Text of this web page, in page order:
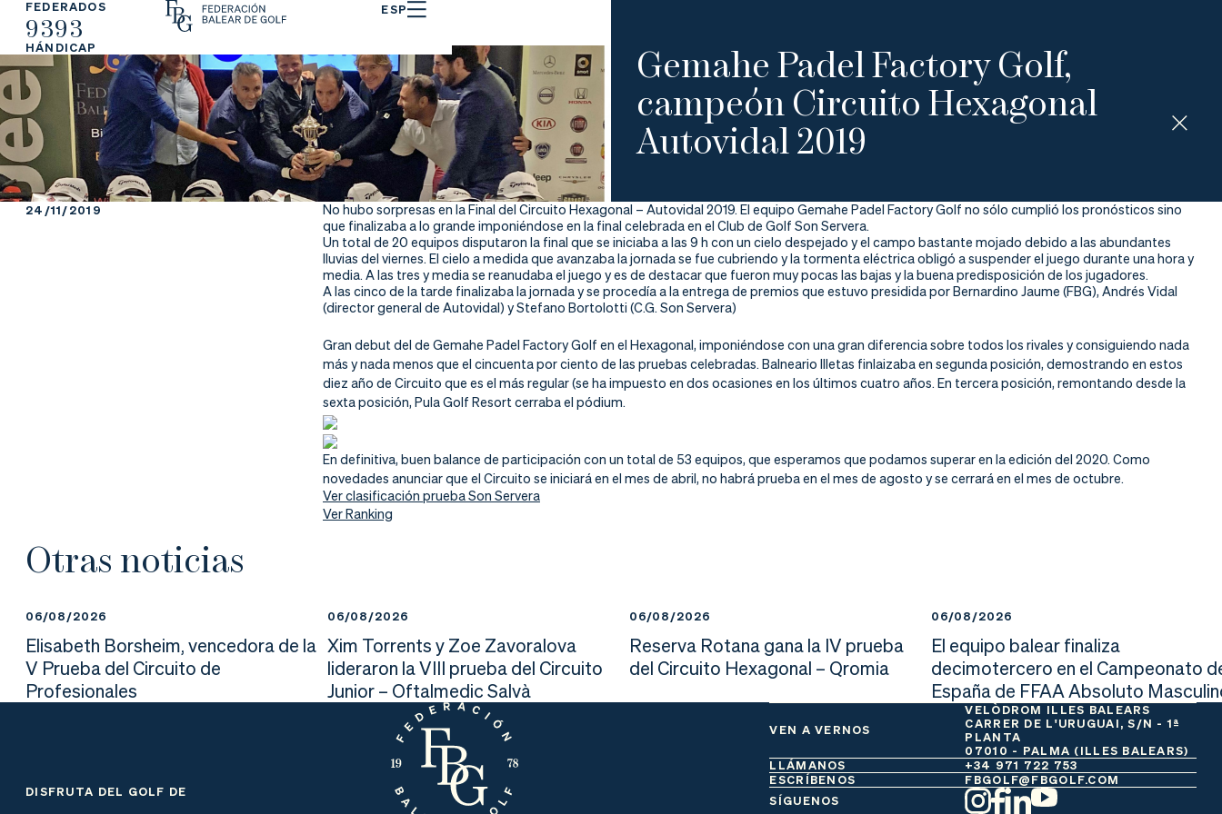
FEDERADOS
9393
HÁNDICAP
ESP
La
Fe
de
ra
ci
Fe
de
ra
rs
e
Ju
ga
r
Gemahe Padel Factory Golf,
campeón Circuito Hexagonal
Autovidal 2019
24/11/2019
No hubo sorpresas en la Final del Circuito Hexagonal – Autovidal 2019. El equipo Gemahe Padel Factory Golf no sólo cumplió los pronósticos sino
que finalizaba a lo grande imponiéndose en la final celebrada en el Club de Golf Son Servera.
Un total de 20 equipos disputaron la final que se iniciaba a las 9 h con un cielo despejado y el campo bastante mojado debido a las abundantes
lluvias del viernes. El cielo a medida que avanzaba la jornada se fue cubriendo y la tormenta eléctrica obligó a suspender el juego durante una hora y
media. A las tres y media se reanudaba el juego y es de destacar que fueron muy pocas las bajas y la buena predisposición de los jugadores.
A las cinco de la tarde finalizaba la jornada y se procedía a la entrega de premios que estuvo presidida por Bernardino Jaume (FBG), Andrés Vidal
(director general de Autovidal) y Stefano Bortolotti (C.G. Son Servera)
Gran debut del de Gemahe Padel Factory Golf en el Hexagonal, imponiéndose con una gran diferencia sobre todos los rivales y consiguiendo nada
más y nada menos que el cincuenta por ciento de las pruebas celebradas. Balneario Illetas finlaizaba en segunda posición, demostrando en estos
diez año de Circuito que es el más regular (se ha impuesto en dos ocasiones en los últimos cuatro años. En tercera posición, remontando desde la
sexta posición, Pula Golf Resort cerraba el pódium.
En definitiva, buen balance de participación con un total de 53 equipos, que esperamos que podamos superar en la edición del 2020. Como
novedades anunciar que el Circuito se iniciará en el mes de abril, no habrá prueba en el mes de agosto y se cerrará en el mes de octubre.
Ver clasificación prueba Son Servera
Ver Ranking
Otras noticias
06/08/2026
Elisabeth Borsheim, vencedora de la
V Prueba del Circuito de
Profesionales
06/08/2026
Xim Torrents y Zoe Zavoralova
lideraron la VIII prueba del Circuito
Junior – Oftalmedic Salvà
06/08/2026
Reserva Rotana gana la IV prueba
del Circuito Hexagonal – Qromia
06/08/2026
El equipo balear finaliza
decimotercero en el Campeonato
España de FFAA Absoluto
DISFRUTA DEL GOLF DE
VEN A VERNOS
VELÒDROM ILLES BALEARS
CARRER DE L'URUGUAI, S/N - 1ª
PLANTA
07010 - PALMA (ILLES BALEARS)
LLÁMANOS
+34 971 722 753
ESCRÍBENOS
FBGOLF@FBGOLF.COM
SÍGUENOS